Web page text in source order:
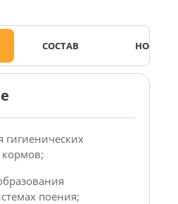
СОСТАВ НОРМЫ
кормов;
поения;